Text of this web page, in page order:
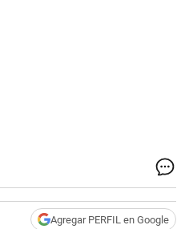
Agregar PERFIL en Google